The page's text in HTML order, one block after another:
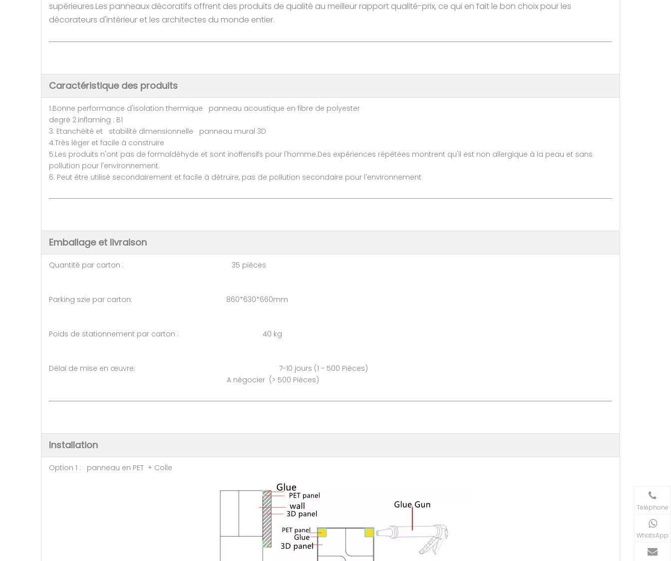
supérieures.Les panneaux décoratifs offrent des produits de qualité au meilleur rapport qualité-prix, ce qui en fait le bon choix pour les
décorateurs d'intérieur et les architectes du monde entier.
Caractéristique des produits
1.Bonne performance d'isolation thermique panneau acoustique en fibre de polyester
degré 2.Inflaming : B1
3. Etanchéité et stabilité dimensionnelle panneau mural 3D
4.Très léger et facile à construire
5.Les produits n'ont pas de formaldéhyde et sont inoffensifs pour l'homme.Des expériences répétées montrent qu'il est non allergique à la peau et sans
pollution pour l'environnement.
6. Peut être utilisé secondairement et facile à détruire, pas de pollution secondaire pour l'environnement
Emballage et livraison
Quantité par carton : 35 pièces
Parking szie par carton: 860*630*660mm
Poids de stationnement par carton : 40 kg
Délai de mise en œuvre: 7-10 jours (1 - 500 Pièces)
A négocier (> 500 Pièces)
Installation
Option 1 : panneau en PET + Colle
Téléphone
WhatsApp